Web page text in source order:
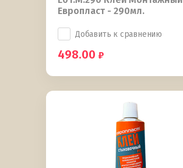
Европласт - 290мл.
Добавить к сравнению
498.00